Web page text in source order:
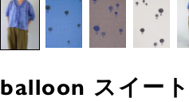
balloon スイー